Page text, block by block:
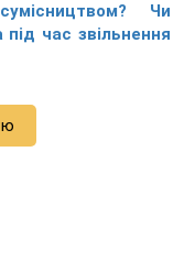
Чи
час звільнення